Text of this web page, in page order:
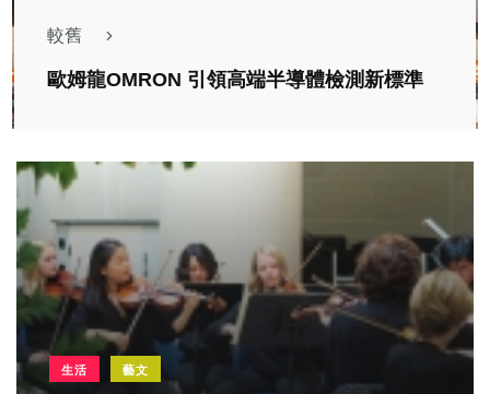
較舊
歐姆龍OMRON 引領高端半導體檢測新標準
生活 藝文